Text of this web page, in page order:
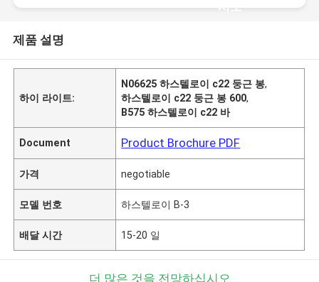
시오
제품 설명
하이 라이트:
N06625 하스텔로이 c22 둥근 봉,
하스텔로이 c22 둥근 봉 600,
B575 하스텔로이 c22 바
Document Product Brochure PDF
가격 negotiable
모델 번호 하스텔로이 B-3
배달 시간 15-20 일
더 많은 것을 전망하십시오